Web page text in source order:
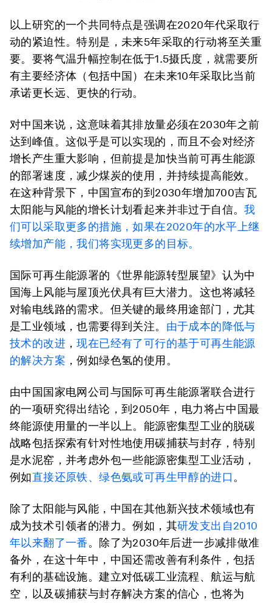
以上研究的一个共同特点是强调在2020年代采取行
动的紧迫性。特别是，未来5年采取的行动将至关重
要。要将气温升幅控制在低于1.5摄氏度，就需要所
有主要经济体（包括中国）在未来10年采取比当前
承诺更长远、更快的行动。
对中国来说，这意味着其排放量必须在2030年之前
达到峰值。 这似乎是可以实现的，而且不会对经济
增长产生重大影响，但前提是加快当前可再生能源
的部署速度，减少煤炭的使用，并持续提高能效。
在这种背景下，中国宣布的到2030年增加700吉瓦
太阳能与风能的增长计划看起来并非过于自信。我
们可以采取更多的措施，如果在2020年的水平上继
续增加产能，我们将实现更多的目标。
国际可再生能源署的《世界能源转型展望》认为中
国海上风能与屋顶光伏具有巨大潜力。这也将减轻
对输电线路的需求。但关键的最终用途部门，尤其
是工业领域，也需要得到关注。 由于成本的降低与
技术的改进 ，现在已经有了可行的基于可再生能源
的解决方案 ，例如绿色氢的使用。
由中国国家电网公司与国际可再生能源署联合进行
的一项研究得出结论， 到2050年，电力将占中国最
终能源使用量的一半以上。能源密集型工业的脱碳
战略包括探索有针对性地使用碳捕获与封存 ，特别
是水泥窑，并考虑外包一些能源密集型工业活动 ，
例如直接还原铁、绿色氨或可再生甲醇的进口 。
除了太阳能与风能， 中国在其他新兴技术领域也有
成为技术引领者的潜力。例如，其研发支出自2010
年以来翻了一番。除了为2030年后进一步减排做准
备外，在这十年中，中国还需改善有利条件，包括
有利的基础设施。建立对低碳工业流程、航运与航
空，以及碳捕获与封存解决方案的信心，也将为